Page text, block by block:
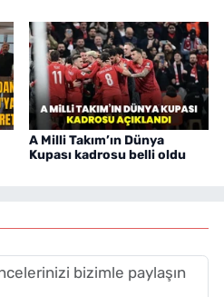
A Milli Takım’ın Dünya
Kupası kadrosu belli oldu